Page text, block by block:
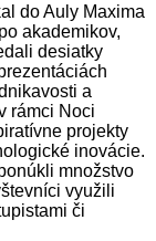
do Auly Maxima
akademikov,
desiatky
a
rámci Noci
projekty
inovácie.
množstvo
využili
či